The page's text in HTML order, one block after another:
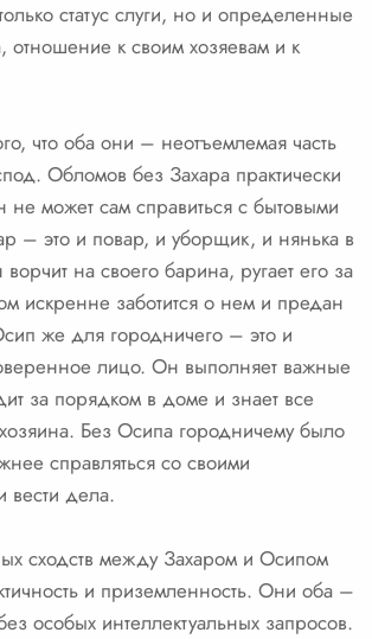
статус слуги, но и определенные
отношение к своим хозяевам и к
что оба они – неотъемлемая часть
Обломов без Захара практически
может сам справиться с бытовыми
– это и повар, и уборщик, и нянька в
на своего барина, ругает его за
искренне заботится о нем и предан
же для городничего – это и
лицо. Он выполняет важные
за порядком в доме и знает все
Без Осипа городничему было
справляться со своими
вести дела.
сходств между Захаром и Осипом
и приземленность. Они оба –
особых интеллектуальных запросов.